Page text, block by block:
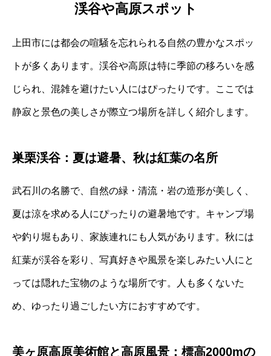
渓谷や高原スポット
上田市には都会の喧騒を忘れられる自然の豊かなスポッ
トが多くあります。渓谷や高原は特に季節の移ろいを感
じられ、混雑を避けたい人にはぴったりです。ここでは
静寂と景色の美しさが際立つ場所を詳しく紹介します。
巣栗渓谷：夏は避暑、秋は紅葉の名所
武石川の名勝で、自然の緑・清流・岩の造形が美しく、
夏は涼を求める人にぴったりの避暑地です。キャンプ場
や釣り堀もあり、家族連れにも人気があります。秋には
紅葉が渓谷を彩り、写真好きや風景を楽しみたい人にと
っては隠れた宝物のような場所です。人も多くないた
め、ゆったり過ごしたい方におすすめです。
美ヶ原高原美術館と高原風景：標高2000mの